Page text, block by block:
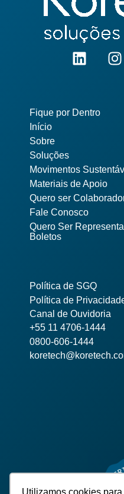
Fique por Dentro
Início
Sobre
Soluções
Movimentos
Materiais de Apoio
Quero ser
Fale Conosco
Quero Ser
Boletos
Política de SGQ
Política de
Canal de Ouvidoria
+55 11 4706-1444
0800-606-1444